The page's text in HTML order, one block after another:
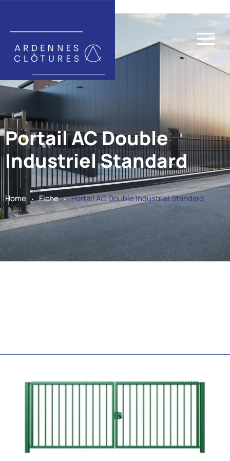
Portail AC Double
Industriel Standard
Home . Fiche . Portail AC Double Industriel Standard